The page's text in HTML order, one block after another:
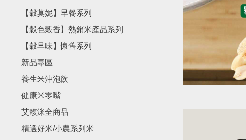
【穀莫妮】早餐系列
【穀色穀香】熱銷米產品系列
【穀早味】懷舊系列
新品專區
養生米沖泡飲
健康米零嘴
艾馥洣全商品
精選好米/小農系列米